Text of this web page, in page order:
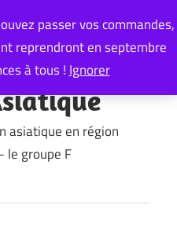
passer vos commandes,
reprendront en septembre
à tous ! Ignorer
asiatique en région
le groupe F